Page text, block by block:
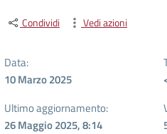
Condividi Vedi azioni
Data:
10 Marzo 2025
Ultimo aggiornamento:
26 Maggio 2025, 8:14